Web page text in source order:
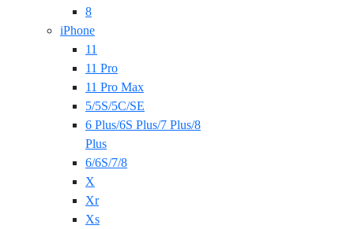
8
iPhone
11
11 Pro
11 Pro Max
5/5S/5C/SE
6 Plus/6S Plus/7 Plus/8
Plus
6/6S/7/8
X
Xr
Xs